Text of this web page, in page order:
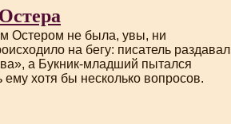
Остером не была, увы, ни
на бегу: писатель раздавал
а Букник-младший пытался
хотя бы несколько вопросов.